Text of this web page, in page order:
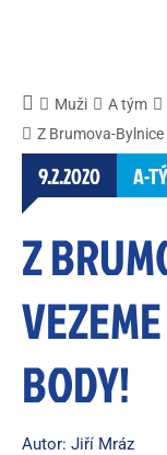
Muži A tým
Z Brumova-
9.2.2020 A-
Z
BODY!
Autor: Jiří Mráz